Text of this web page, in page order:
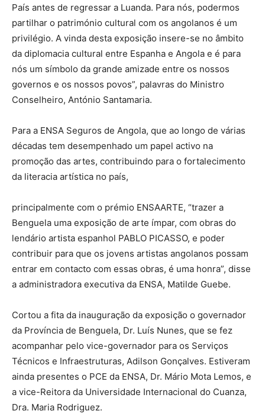
País antes de regressar a Luanda. Para nós, podermos
partilhar o património cultural com os angolanos é um
privilégio. A vinda desta exposição insere-se no âmbito
da diplomacia cultural entre Espanha e Angola e é para
nós um símbolo da grande amizade entre os nossos
governos e os nossos povos”, palavras do Ministro
Conselheiro, António Santamaria.
Para a ENSA Seguros de Angola, que ao longo de várias
décadas tem desempenhado um papel activo na
promoção das artes, contribuindo para o fortalecimento
da literacia artística no país,
principalmente com o prémio ENSAARTE, “trazer a
Benguela uma exposição de arte ímpar, com obras do
lendário artista espanhol PABLO PICASSO, e poder
contribuir para que os jovens artistas angolanos possam
entrar em contacto com essas obras, é uma honra”, disse
a administradora executiva da ENSA, Matilde Guebe.
Cortou a fita da inauguração da exposição o governador
da Província de Benguela, Dr. Luís Nunes, que se fez
acompanhar pelo vice-governador para os Serviços
Técnicos e Infraestruturas, Adilson Gonçalves. Estiveram
ainda presentes o PCE da ENSA, Dr. Mário Mota Lemos, e
a vice-Reitora da Universidade Internacional do Cuanza,
Dra. Maria Rodriguez.